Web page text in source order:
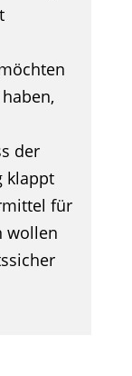
der
klappt
für
wollen